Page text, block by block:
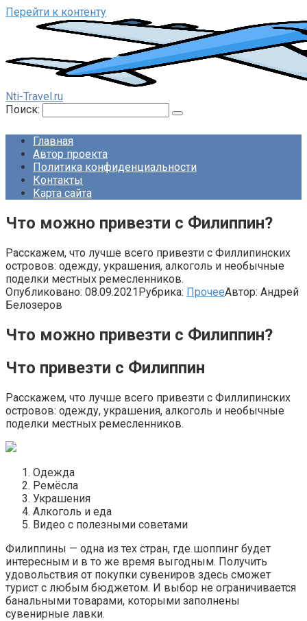
Перейти к контенту
Nti-Travel.ru
Поиск:
Главная
Автор проекта
Политика конфиденциальности
Контакты
Карта сайта
Что можно привезти с Филиппин?
Расскажем, что лучше всего привезти с Филлипинских
островов: одежду, украшения, алкоголь и необычные
поделки местных ремесленников.
Опубликовано: 08.09.2021Рубрика: ПрочееАвтор: Андрей
Белозеров
Что можно привезти с Филиппин?
Что привезти с Филиппин
Расскажем, что лучше всего привезти с Филлипинских
островов: одежду, украшения, алкоголь и необычные
поделки местных ремесленников.
Одежда
Ремёсла
Украшения
Алкоголь и еда
Видео с полезными советами
Филиппины — одна из тех стран, где шоппинг будет
интересным и в то же время выгодным. Получить
удовольствия от покупки сувениров здесь сможет
турист с любым бюджетом. И выбор не ограничивается
банальными товарами, которыми заполнены
сувенирные лавки.